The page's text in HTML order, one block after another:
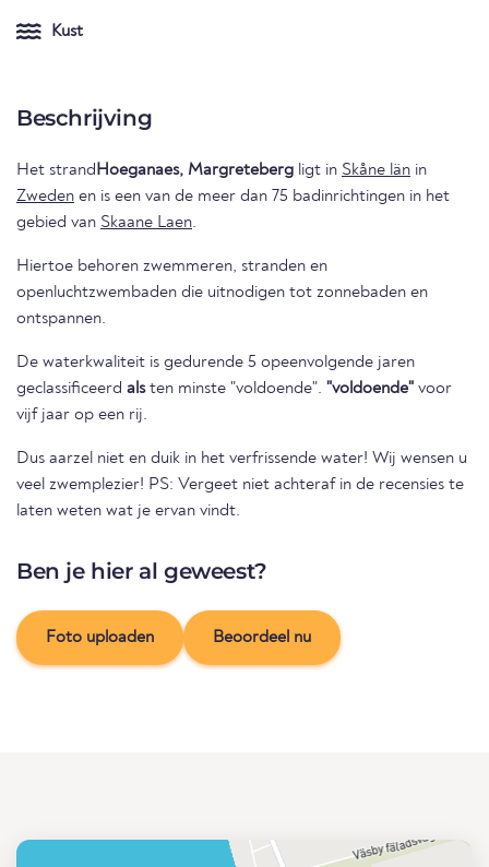
Kust
Beschrijving
Het strandHoeganaes, Margreteberg ligt in Skåne län in
Zweden en is een van de meer dan 75 badinrichtingen in het
gebied van Skaane Laen.
Hiertoe behoren zwemmeren, stranden en
openluchtzwembaden die uitnodigen tot zonnebaden en
ontspannen.
De waterkwaliteit is gedurende 5 opeenvolgende jaren
geclassificeerd alsten minste "voldoende". "voldoende" voor
vijf jaar op een rij.
Dus aarzel niet en duik in het verfrissende water! Wij wensen u
veel zwemplezier! PS: Vergeet niet achteraf in de recensies te
laten weten wat je ervan vindt.
Ben je hier al geweest?
Foto uploaden Beoordeel nu